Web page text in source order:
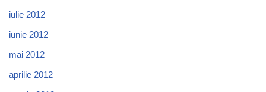
iulie 2012
iunie 2012
mai 2012
aprilie 2012